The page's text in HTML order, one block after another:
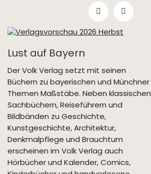
Lust auf Bayern
Der Volk Verlag setzt mit seinen
Büchern zu bayerischen und Münchner
Themen Maßstäbe. Neben klassischen
Sachbüchern, Reiseführern und
Bildbänden zu Geschichte,
Kunstgeschichte, Architektur,
Denkmalpflege und Brauchtum
erscheinen im Volk Verlag auch
Hörbücher und Kalender, Comics,